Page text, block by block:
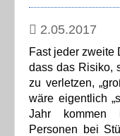
2.05.2017
Fast jeder zweite
dass das Risiko,
zu verletzen,
wäre eigentlich
Jahr kommen
Personen bei